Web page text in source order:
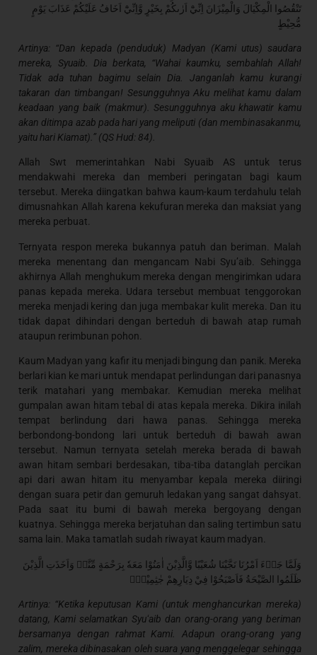
تَنْقُصُوا الْمِكْيَالَ وَالْمِيْزَانَ اِنِّيْٓ اَرٰىكُمْ بِخَيْرٍ وَّاِنِّيْٓ اَخَافُ عَلَيْكُمْ عَذَابَ يَوْمٍ
مُّحِيْطٍ
Artinya: “Dan kepada (penduduk) Madyan (Kami utus) saudara
mereka, Syuaib. Dia berkata, “Wahai kaumku, sembahlah Allah!
Tidak ada tuhan bagimu selain Dia. Janganlah kamu kurangi
takaran dan timbangan! Sesungguhnya Aku melihat kamu dalam
keadaan yang baik (makmur). Sesungguhnya aku khawatir kamu
akan ditimpa azab pada hari yang meliputi (dan membinasakanmu,
yaitu hari Kiamat).” (QS Hud: 84).
Allah Swt memerintahkan Nabi Syuaib AS untuk terus
mendakwahi mereka dan memberi peringatan bagi kaum
tersebut. Mereka diingatkan bahwa kaum-kaum terdahulu telah
dimusnahkan Allah karena kekufuran mereka dan maksiat yang
mereka perbuat.
Ternyata respon mereka bukannya patuh dan beriman. Malah
mereka menentang dan mengancam Nabi Syu’aib. Sehingga
akhirnya Allah menghukum mereka dengan mengirimkan udara
panas kepada mereka. Udara tersebut membuat tenggorokan
mereka menjadi kering dan juga membakar kulit mereka. Dan itu
tidak dapat dihindari dengan berteduh di bawah atap rumah
ataupun rerimbunan pohon.
Kaum Madyan yang kafir itu menjadi bingung dan panik. Mereka
berlari kian ke mari untuk mendapat perlindungan dari panasnya
terik matahari yang membakar. Kemudian mereka melihat
gumpalan awan hitam tebal di atas kepala mereka. Dikira inilah
tempat berlindung dari hawa panas. Sehingga mereka
berbondong-bondong lari untuk berteduh di bawah awan
tersebut. Namun ternyata setelah mereka berada di bawah
awan hitam sembari berdesakan, tiba-tiba datanglah percikan
api dari awan hitam itu menyambar kepala mereka diiringi
dengan suara petir dan gemuruh ledakan yang sangat dahsyat.
Pada saat itu bumi di bawah mereka bergoyang dengan
kuatnya. Sehingga mereka berjatuhan dan saling tertimbun satu
sama lain. Maka tamatlah sudah riwayat kaum madyan.
وَلَمَّا جَاۤءَ اَمْرُنَا نَجَّيْنَا شُعَيْبًا وَّالَّذِيْنَ اٰمَنُوْا مَعَهٗ بِرَحْمَةٍ مِّنَّاۚ وَاَخَذَتِ الَّذِيْنَ
ظَلَمُوا الصَّيْحَةُ فَاَصْبَحُوْا فِيْ دِيَارِهِمْ جٰثِمِيْنَۙ
Artinya: “Ketika keputusan Kami (untuk menghancurkan mereka)
datang, Kami selamatkan Syuʻaib dan orang-orang yang beriman
bersamanya dengan rahmat Kami. Adapun orang-orang yang
zalim, mereka dibinasakan oleh suara yang menggelegar sehingga